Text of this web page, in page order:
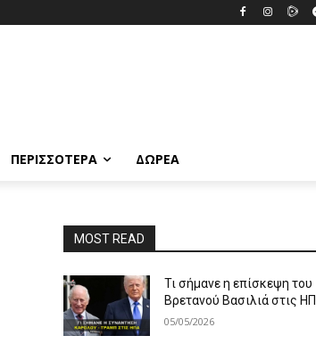
ΠΕΡΙΣΣΟΤΕΡΑ ΔΩΡΕΆ
MOST READ
Τι σήμανε η επίσκεψη του
Βρετανού Βασιλιά στις
05/05/2026